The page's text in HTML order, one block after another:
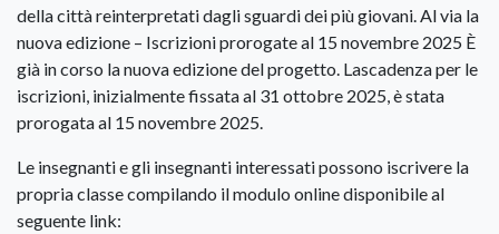
della città reinterpretati dagli sguardi dei più giovani. Al via la
nuova edizione – Iscrizioni prorogate al 15 novembre 2025 È
già in corso la nuova edizione del progetto. Lascadenza per le
iscrizioni, inizialmente fissata al 31 ottobre 2025, è stata
prorogata al 15 novembre 2025.
Le insegnanti e gli insegnanti interessati possono iscrivere la
propria classe compilando il modulo online disponibile al
seguente link: